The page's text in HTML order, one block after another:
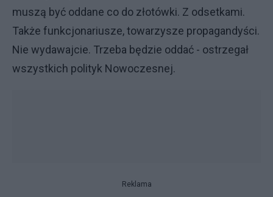
muszą być oddane co do złotówki. Z odsetkami.
Także funkcjonariusze, towarzysze propagandyści.
Nie wydawajcie. Trzeba będzie oddać - ostrzegał
wszystkich polityk Nowoczesnej.
Reklama